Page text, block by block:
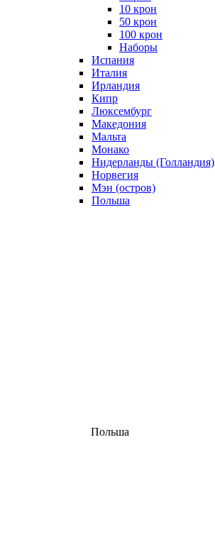
10 крон
50 крон
100 крон
Наборы
Испания
Италия
Ирландия
Кипр
Люксембург
Македония
Мальта
Монако
Нидерланды (Голландия)
Норвегия
Мэн (остров)
Польша
Польша